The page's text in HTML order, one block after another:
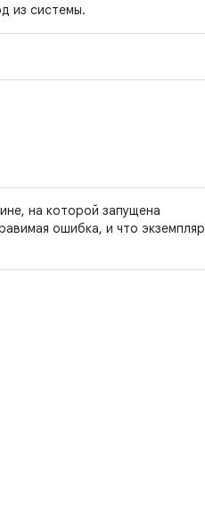
из системы.
на которой запущена
ошибка, и что экземпляр